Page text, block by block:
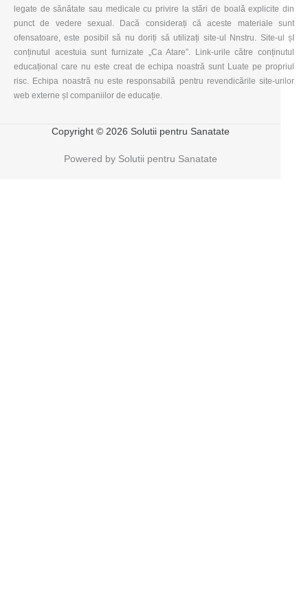
legate de sănătate sau medicale cu privire la stări de boală explicite din
punct de vedere sexual. Dacă considerați că aceste materiale sunt
ofensatoare, este posibil să nu doriți să utilizați site-ul Nnstru. Site-ul șI
conținutul acestuia sunt furnizate „Ca Atare”. Link-urile către conținutul
educațional care nu este creat de echipa noastră sunt Luate pe propriul
risc. Echipa noastră nu este responsabilă pentru revendicările site-urilor
web externe șI companiilor de educație.
Copyright © 2026 Solutii pentru Sanatate
Powered by Solutii pentru Sanatate